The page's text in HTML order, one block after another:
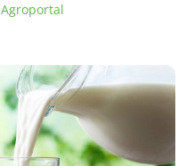
Аgroportal